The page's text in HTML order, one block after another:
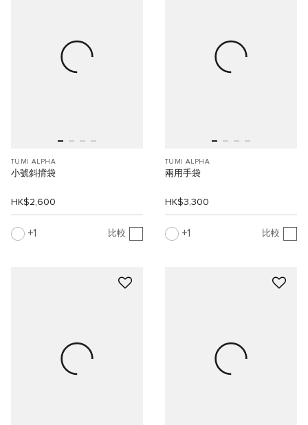
TUMI ALPHA
小號斜揹袋
HK$2,600
1 比較
TUMI ALPHA
兩用手袋
HK$3,300
1 比較